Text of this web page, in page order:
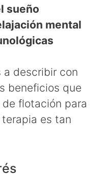
sueño
mental
a describir con
beneficios que
flotación para
es tan